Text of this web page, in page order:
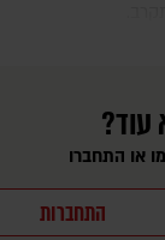
עוד?
או התחברו
התחברות